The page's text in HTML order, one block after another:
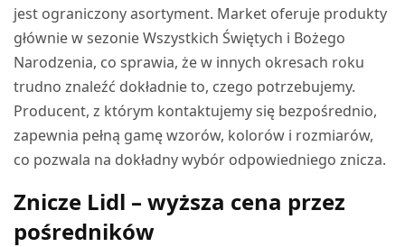
jest ograniczony asortyment. Market oferuje produkty
głównie w sezonie Wszystkich Świętych i Bożego
Narodzenia, co sprawia, że w innych okresach roku
trudno znaleźć dokładnie to, czego potrzebujemy.
Producent, z którym kontaktujemy się bezpośrednio,
zapewnia pełną gamę wzorów, kolorów i rozmiarów,
co pozwala na dokładny wybór odpowiedniego znicza.
Znicze Lidl – wyższa cena przez
pośredników